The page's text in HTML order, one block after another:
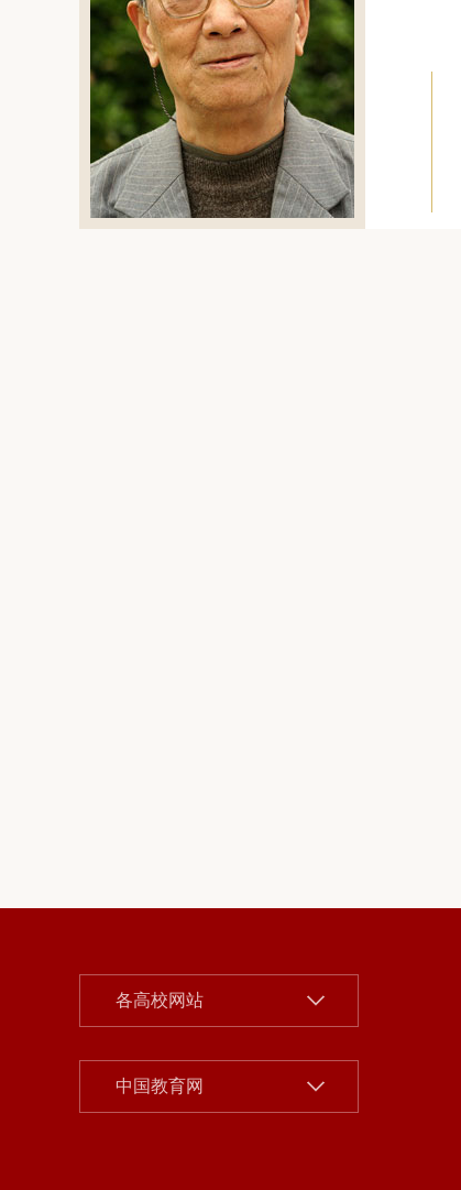
各高校网站
北京大学
清华大学
北京师范大学
中国教育网
中国社会科学院
北京市教委